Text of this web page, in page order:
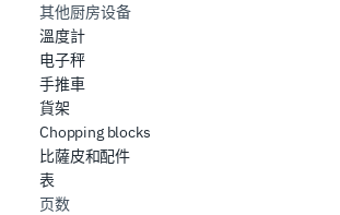
其他厨房设备
溫度計
电子秤
手推車
貨架
Chopping blocks
比薩皮和配件
表
页数